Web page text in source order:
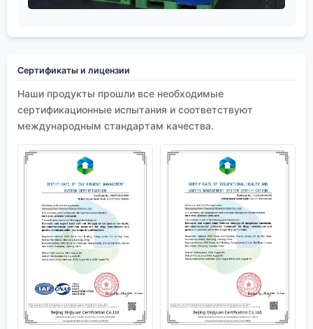
Сертификаты и лицензии
Наши продукты прошли все необходимые
сертификационные испытания и соответствуют
международным стандартам качества.